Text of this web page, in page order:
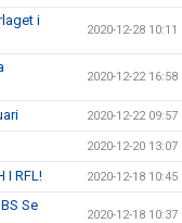
i
2020-12-28 10:11
2020-12-22 16:58
2020-12-22 09:57
2020-12-20 13:07
I RFL! 2020-12-18 10:45
Se
2020-12-18 10:37